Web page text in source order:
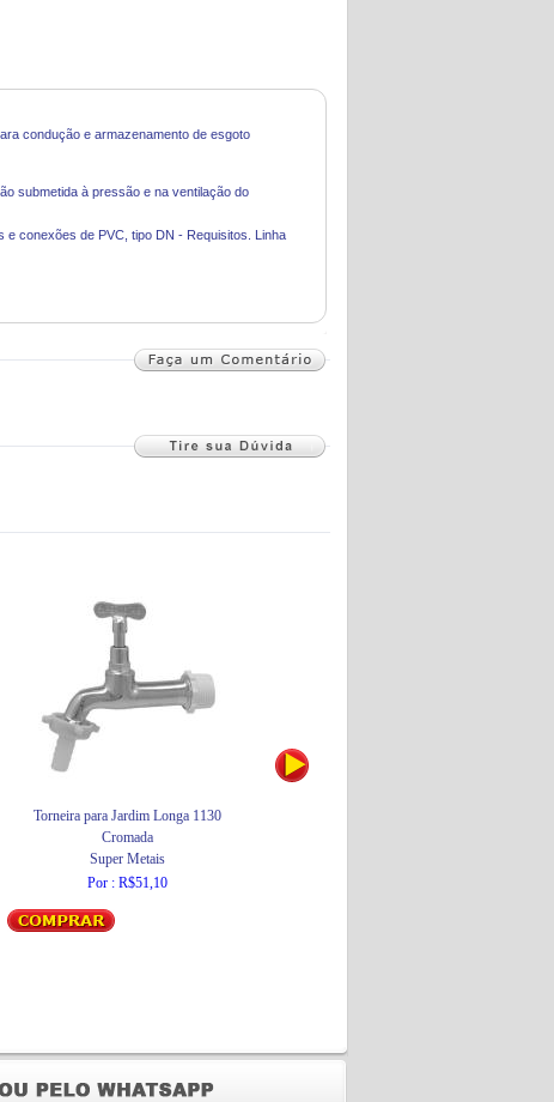
condução e armazenamento de esgoto
submetida à pressão e na ventilação do
e conexões de PVC, tipo DN - Requisitos. Linha
Torneira para Jardim Longa 1130
Cromada
Super Metais
Por : R$51,10